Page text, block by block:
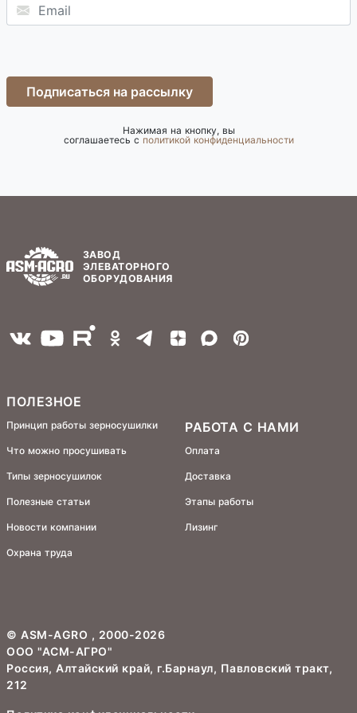
Подписаться на рассылку
Нажимая на кнопку, вы
соглашаетесь с политикой конфиденциальности
ЗАВОД
ЭЛЕВАТОРНОГО
ОБОРУДОВАНИЯ
ПОЛЕЗНОЕ
Принцип работы зерносушилки
Что можно просушивать
Типы зерносушилок
Полезные статьи
Новости компании
Охрана труда
РАБОТА С НАМИ
Оплата
Доставка
Этапы работы
Лизинг
© ASM-AGRO , 2000-2026
ООО "АСМ-АГРО"
Россия, Алтайский край, г.Барнаул, Павловский тракт,
212